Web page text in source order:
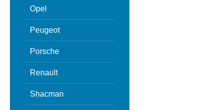
Opel
Peugeot
Porsche
Renault
Shacman